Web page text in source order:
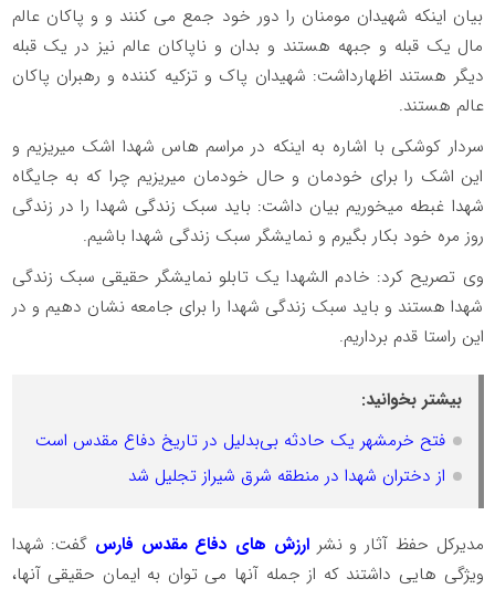
بیان اینکه شهیدان مومنان را دور خود جمع می کنند و و پاکان عالم
مال یک قبله و جبهه هستند و بدان و ناپاکان عالم نیز در یک قبله
دیگر هستند اظهارداشت: شهیدان پاک و تزکیه کننده و رهبران پاکان
عالم هستند.
سردار کوشکی با اشاره به اینکه در مراسم هاس شهدا اشک میریزیم و
این اشک را برای خودمان و حال خودمان میریزیم چرا که به جایگاه
شهدا غبطه میخوریم بیان داشت: باید سبک زندگی شهدا را در زندگی
روز مره خود بکار بگیرم و نمایشگر سبک زندگی شهدا باشیم.
وی تصریح کرد: خادم الشهدا یک تابلو نمایشگر حقیقی سبک زندگی
شهدا هستند و باید سبک زندگی شهدا را برای جامعه نشان دهیم و در
این راستا قدم برداریم.
بیشتر بخوانید:
فتح خرمشهر یک حادثه بی‌بدلیل در تاریخ دفاع مقدس است
از دختران شهدا در منطقه شرق شیراز تجلیل شد
مدیرکل حفظ آثار و نشر ارزش های دفاع مقدس فارس گفت: شهدا
ویژگی هایی داشتند که از جمله آنها می توان به ایمان حقیقی آنها،